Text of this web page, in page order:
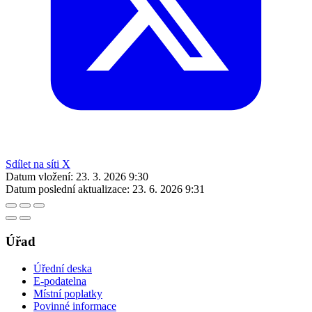
Sdílet na síti X
Datum vložení: 23. 3. 2026 9:30
Datum poslední aktualizace: 23. 6. 2026 9:31
Úřad
Úřední deska
E-podatelna
Místní poplatky
Povinné informace